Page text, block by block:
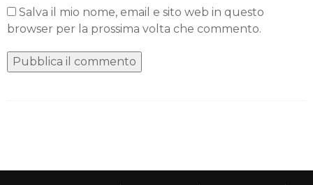
Salva il mio nome, email e sito web in questo
browser per la prossima volta che commento.